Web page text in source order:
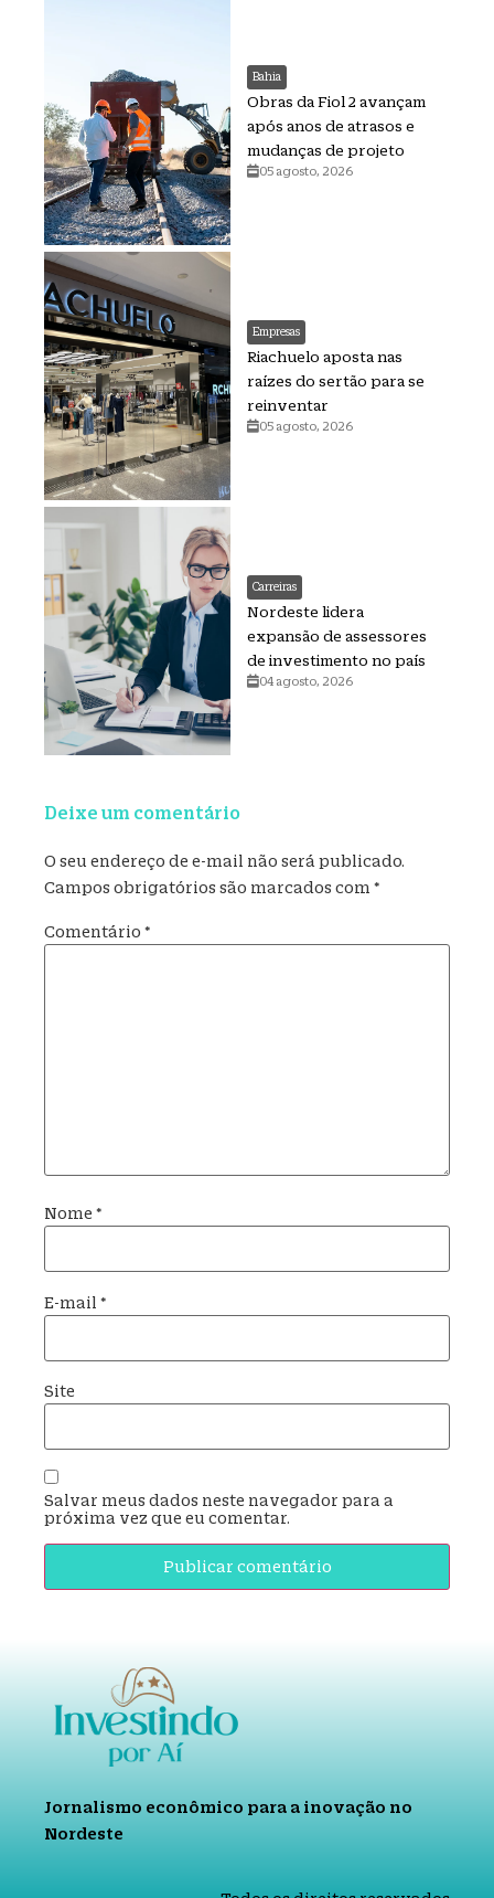
Bahia
Obras da Fiol 2 avançam
após anos de atrasos e
mudanças de projeto
05 agosto, 2026
Empresas
Riachuelo aposta nas
raízes do sertão para se
reinventar
05 agosto, 2026
Carreiras
Nordeste lidera
expansão de assessores
de investimento no país
04 agosto, 2026
Deixe um comentário
O seu endereço de e-mail não será publicado.
Campos obrigatórios são marcados com *
Comentário *
Nome *
E-mail *
Site
Salvar meus dados neste navegador para a
próxima vez que eu comentar.
Jornalismo econômico para a inovação no
Nordeste